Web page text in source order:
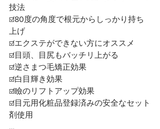
技法
☑️80度の角度で根元からしっかり持ち
上げ
☑️エクステができない方にオススメ
☑️目頭、目尻もバッチリ上がる
☑️逆さまつ毛矯正効果
☑️白目輝き効果
☑️瞼のリフトアップ効果
☑️目元用化粧品登録済みの安全なセット
剤使用
…